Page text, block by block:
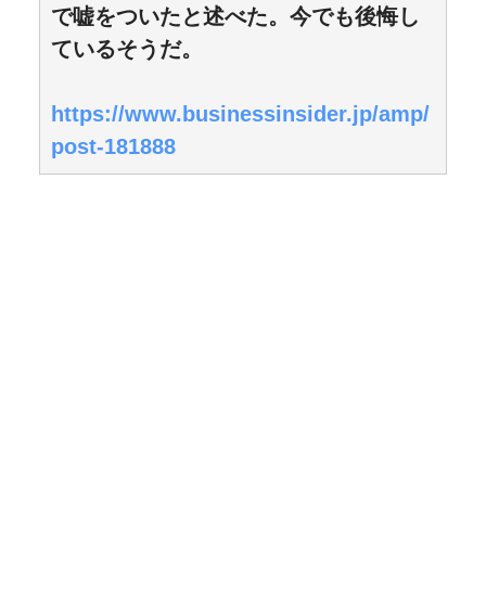
で嘘をついたと述べた。今でも後悔し
ているそうだ。
https://www.businessinsider.jp/amp/
post-181888